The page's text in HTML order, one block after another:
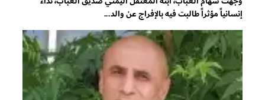
إنسانياً مؤثراً طالبت فيه بالإفراج عن والد...